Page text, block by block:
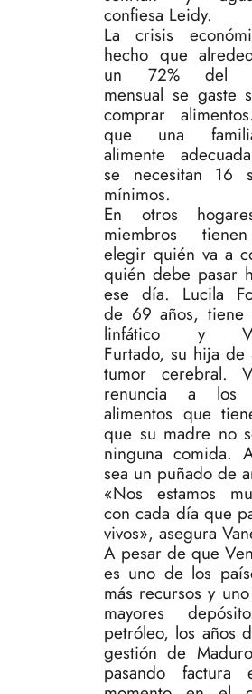
confiesa Leidy.
La crisis
hecho que
un 72% del
mensual se gaste
comprar
que una
alimente
se necesitan 16
mínimos.
En otros
miembros
elegir quién va a
quién debe pasar
ese día. Lucila
de 69 años, tiene
linfático y
Furtado, su hija
tumor cerebral.
renuncia a los
alimentos que
que su madre no
ninguna comida.
sea un puñado de
«Nos estamos
con cada día que
vivos», asegura
A pesar de que
es uno de los
más recursos y
mayores
petróleo, los años
gestión de
pasando factura